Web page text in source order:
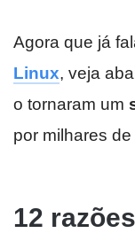
Agora que já
Linux, veja
o tornaram um
por milhares
12